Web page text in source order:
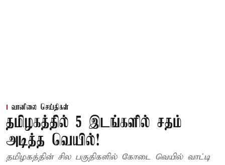
வானிலை செய்திகள்
தமிழகத்தில் 5 இடங்களில் சதம்
அடித்த வெயில்!
தமிழகத்தின் சில பகுதிகளில் கோடை வெயில் வாட்டி